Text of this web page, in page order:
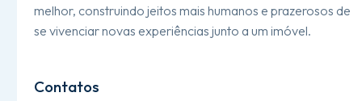
melhor, construindo jeitos mais humanos e prazerosos de
se vivenciar novas experiências junto a um imóvel.
Contatos